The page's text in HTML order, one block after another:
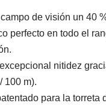
de visión un 40
perfecto en todo el
nitidez
100 m).
para la